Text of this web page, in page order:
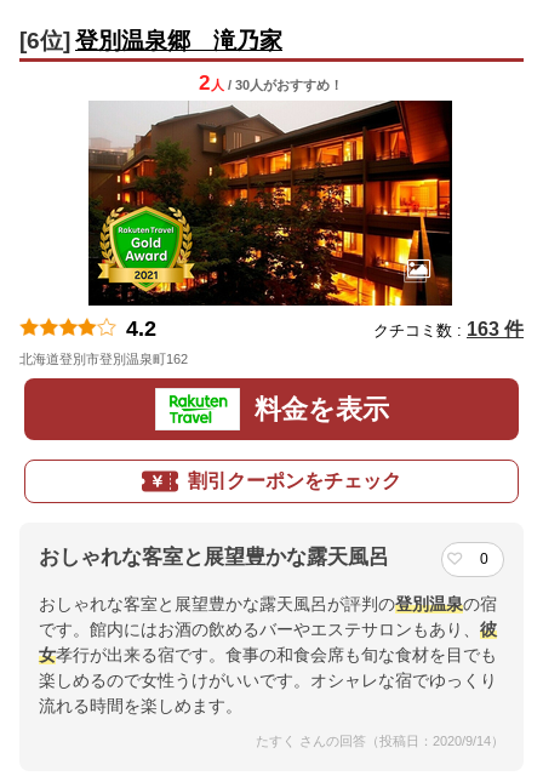
[6位] 登別温泉郷 滝乃家
2 人 / 30人がおすすめ！
4.2 クチコミ数 : 163 件
北海道登別市登別温泉町162
料金を表示
割引クーポンをチェック
おしゃれな客室と展望豊かな露天風呂 0
おしゃれな客室と展望豊かな露天風呂が評判の登別温泉の宿
です。館内にはお酒の飲めるバーやエステサロンもあり、 彼
女孝行が出来る宿です。食事の和食会席も旬な食材を目でも
楽しめるので女性うけがいいです。オシャレな宿でゆっくり
流れる時間を楽しめます。
たすく さんの回答（投稿日：2020/9/14）